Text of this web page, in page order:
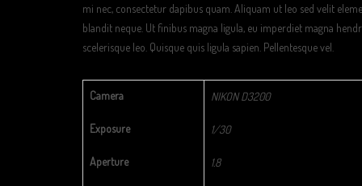
mi nec, consectetur dapibus quam. Aliquam ut leo sed velit
blandit neque. Ut finibus magna ligula, eu imperdiet magna
scelerisque leo. Quisque quis ligula sapien. Pellentesque vel.
Camera NIKON D3200
Exposure 1/30
Aperture 1.8